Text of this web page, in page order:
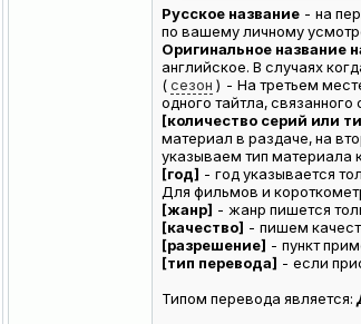
Русское название - на
по вашему личному
Оригинальное название
английское. В случаях
(сезон ) - На третьем
одного тайтла,
[количество серий или
материал в раздаче, на
указываем тип материала
[год] - год указывается
Для фильмов и
[жанр] - жанр пишется
[качество] - пишем
[разрешение] - пункт
[тип перевода] - если
Типом перевода является: